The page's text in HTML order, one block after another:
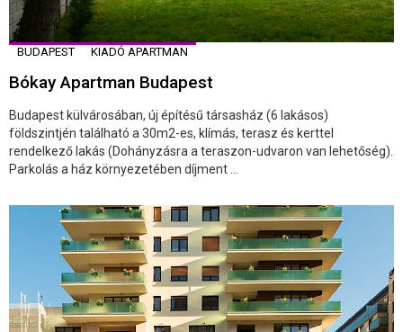
BUDAPEST KIADÓ APARTMAN
Bókay Apartman Budapest
Budapest külvárosában, új építésű társasház (6 lakásos)
földszintjén található a 30m2-es, klímás, terasz és kerttel
rendelkező lakás (Dohányzásra a teraszon-udvaron van lehetőség).
Parkolás a ház környezetében díjment ...